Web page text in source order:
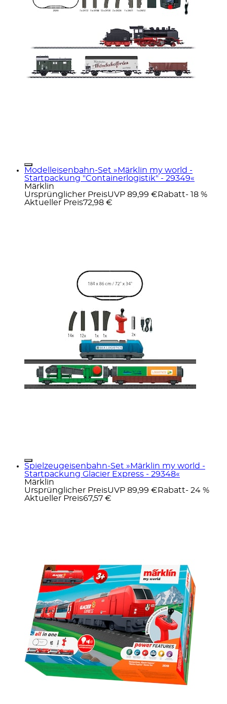
Modelleisenbahn-Set »Märklin my world -
Startpackung "Containerlogistik" - 29349«
Märklin
Ursprünglicher PreisUVP 89,99 € Rabatt- 18 %
Aktueller Preis72,98 €
Spielzeugeisenbahn-Set »Märklin my world -
Startpackung Glacier Express - 29348«
Märklin
Ursprünglicher PreisUVP 89,99 € Rabatt- 24 %
Aktueller Preis67,57 €